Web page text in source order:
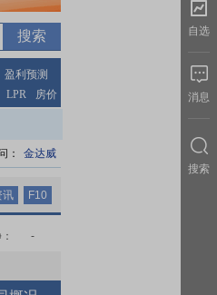
盈利预测
LPR 房价
： 金达威
讯 F10
-
自选
消息
搜索